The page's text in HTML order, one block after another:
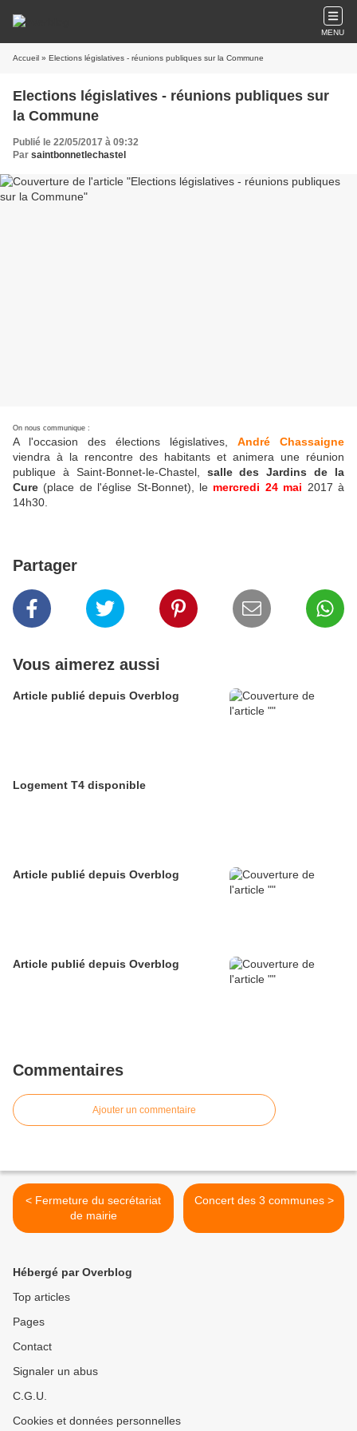
MENU
Accueil » Elections législatives - réunions publiques sur la Commune
Elections législatives - réunions publiques sur
la Commune
Publié le 22/05/2017 à 09:32
Par saintbonnetlechastel
On nous communique :
A l'occasion des élections législatives, André Chassaigne
viendra à la rencontre des habitants et animera une réunion
publique à Saint-Bonnet-le-Chastel, salle des Jardins de la
Cure (place de l'église St-Bonnet), le mercredi 24 mai 2017 à
14h30.
Partager
Vous aimerez aussi
Article publié depuis Overblog
Logement T4 disponible
Article publié depuis Overblog
Article publié depuis Overblog
Commentaires
Ajouter un commentaire
< Fermeture du secrétariat
de mairie
Concert des 3 communes >
Hébergé par Overblog
Top articles
Pages
Contact
Signaler un abus
C.G.U.
Cookies et données personnelles